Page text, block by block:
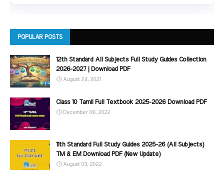
POPULAR POSTS
12th Standard All Subjects Full Study Guides Collection
2026-2027 | Download PDF
August 24, 2021
Class 10 Tamil Full Textbook 2025-2026 Download PDF
December 06, 2022
11th Standard Full Study Guides 2025-26 (All Subjects)
TM & EM Download PDF (New Update)
August 03, 2022